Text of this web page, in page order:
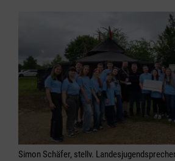
Simon Schäfer, stellv.